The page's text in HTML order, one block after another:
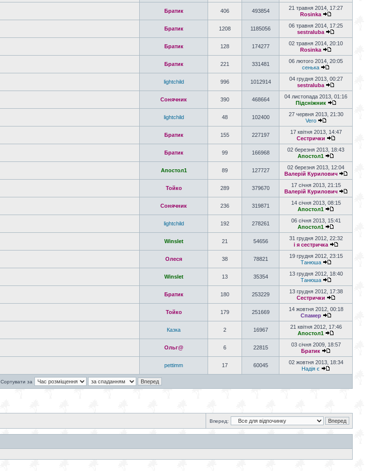
Братик 406 493854
21 травня 2014, 17:27
Rosinka
Братик 1208 1185056
06 травня 2014, 17:25
sestraluba
Братик 128 174277
02 травня 2014, 20:10
Rosinka
Братик 221 331481
06 лютого 2014, 20:05
сенька
lightchild 996 1012914
04 грудня 2013, 00:27
sestraluba
Сонячник 390 468664
04 листопада 2013, 01:16
Підсніжник
lightchild 48 102400
27 червня 2013, 21:30
Vero
Братик 155 227197
17 квітня 2013, 14:47
Сестрички
Братик 99 166968
02 березня 2013, 18:43
Апостол1
Апостол1 89 127727
02 березня 2013, 12:04
Валерій Курилович
Тойко 289 379670
17 січня 2013, 21:15
Валерій Курилович
Сонячник 236 319871
14 січня 2013, 08:15
Апостол1
lightchild 192 278261
06 січня 2013, 15:41
Апостол1
Winslet 21 54656
31 грудня 2012, 22:32
і я сестричка
Олеся 38 78821
19 грудня 2012, 23:15
Танюша
Winslet 13 35354
13 грудня 2012, 18:40
Танюша
Братик 180 253229
13 грудня 2012, 17:38
Сестрички
Тойко 179 251669
14 жовтня 2012, 00:18
Спамер
Казка 2 16967
21 квітня 2012, 17:46
Апостол1
Ольг@ 6 22815
03 січня 2009, 18:57
Братик
pettimm 17 60045
02 жовтня 2013, 18:34
Надія є
Сортувати за
Вперед: